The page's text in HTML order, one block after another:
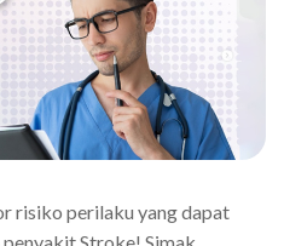
risiko perilaku yang dapat